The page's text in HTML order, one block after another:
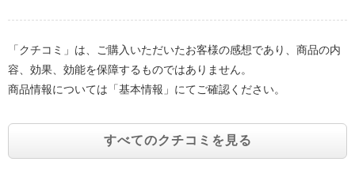
「クチコミ」は、ご購入いただいたお客様の感想であり、商品の内
容、効果、効能を保障するものではありません。
商品情報については「基本情報」にてご確認ください。
すべてのクチコミを見る